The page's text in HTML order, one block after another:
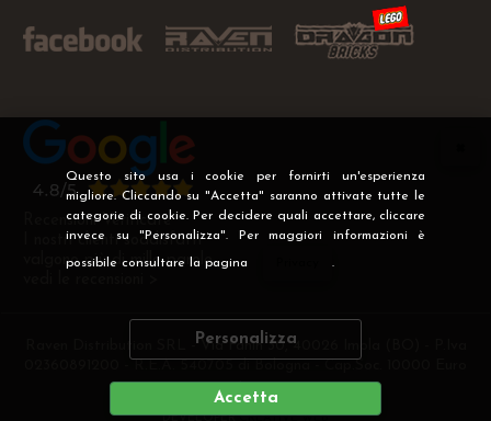
Questo sito usa i cookie per fornirti un'esperienza
migliore. Cliccando su "Accetta" saranno attivate tutte le
categorie di cookie. Per decidere quali accettare, cliccare
invece su "Personalizza". Per maggiori informazioni è
possibile consultare la pagina .
Personalizza
Accetta
Recensioni Verificate
I nostri clienti soddisfatti
valgono più di mille parole
Raven Distribution SRL - Via Fanin 30, 40026 Imola (BO) - P.Iva
i.v
DEVELOPERCREATIVE WEB